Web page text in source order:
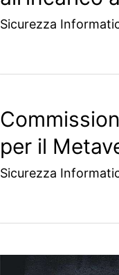
Sicurezza
per il
Sicurezza